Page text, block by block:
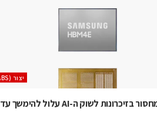
‫יצור (‪(FABS‬‬
סמסונג: המחסור בזיכרונות לשוק ה-AI עלול להימשך עד